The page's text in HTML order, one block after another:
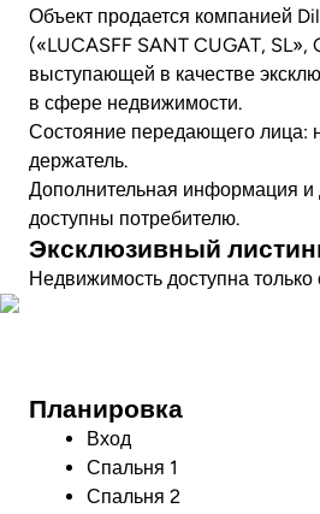
Объект продается компанией
(«LUCASFF SANT CUGAT, SL»,
выступающей в качестве
в сфере недвижимости.
Состояние передающего лица:
держатель.
Дополнительная информация и
доступны потребителю.
Эксклюзивный
Недвижимость доступна только
Планировка
Вход
Спальня 1
Спальня 2